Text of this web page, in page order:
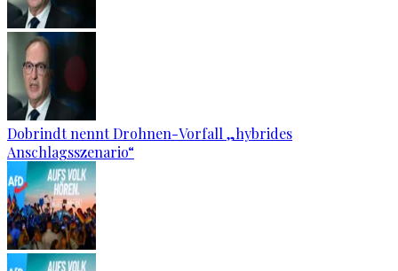
Dobrindt nennt Drohnen-Vorfall „hybrides
Anschlagsszenario“